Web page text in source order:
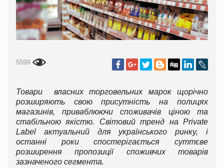
5599
Товари власних торговельних марок щорічно
розширяють свою присутність на полицях
магазинів, приваблюючи споживачів ціною та
стабільною якістю. Світовий тренд на Private
Label актуальний для українського ринку, і
останні роки спостерігається суттєве
розширення пропозиції споживчих товарів
зазначеного сегмента.